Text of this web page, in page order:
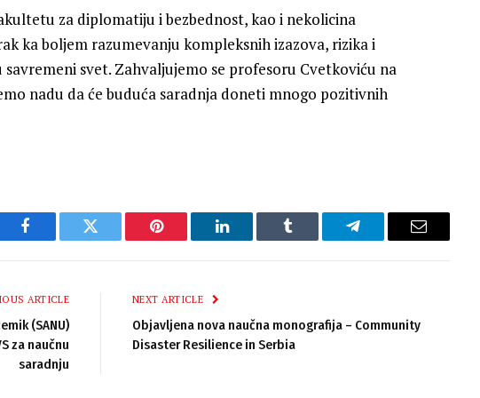
za diplomatiju i bezbednost, kao i nekolicina
ka boljem razumevanju kompleksnih izazova, rizika i
svet. Zahvaljujemo se profesoru Cvetkoviću na
nadu da će buduća saradnja doneti mnogo pozitivnih
Facebook Twitter Pinterest LinkedIn Tumblr Telegram Email
ARTICLE
(SANU)
za naučnu
saradnju
NEXT ARTICLE
Objavljena nova naučna monografija – Community
Disaster Resilience in Serbia